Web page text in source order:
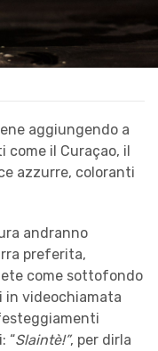
aggiungendo a
come il Curaçao, il
azzurre, coloranti
andranno
preferita,
come sottofondo
in videochiamata
“Slaintè!”, per dirla